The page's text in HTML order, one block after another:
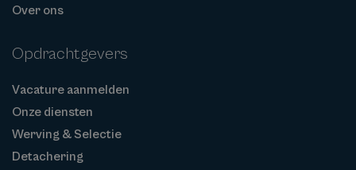
Over ons
Opdrachtgevers
Vacature aanmelden
Onze diensten
Werving & Selectie
Detachering